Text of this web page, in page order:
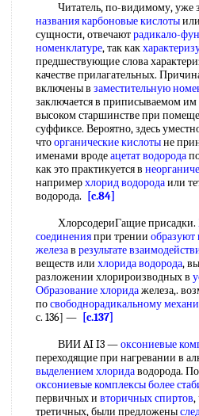
Читатель, по-видимому, уже
названия карбоновые кислоты
сущности, отвечаютрадикало-
номенклатуре, так как
предшествующие слова
качестве прилагательных.
включены в заместительную
заключается в приписываемом им
высоком старшинстве при
суффиксе. Вероятно, здесь
чтоорганические кислотыне
именами вродеацетат водорода
как это практикуется в
напримерхлорид водородаили
водорода.
[c.84]
ХлорсодериГащие присадки.
соединенияпри трении образуют
железав результате
веществ или хлорида водорода,
разложении хлорироизводных в
Образование хлоридажелеза,.
посвободнорадикальному
с. 136] — [c.137]
ВИИ AI I3 —оксониевые
переходящие при нагревании в
выделением хлоридаводорода.
оксониевые комплексыболее
первичных и вторичных спиртов,
третичных, были предложены